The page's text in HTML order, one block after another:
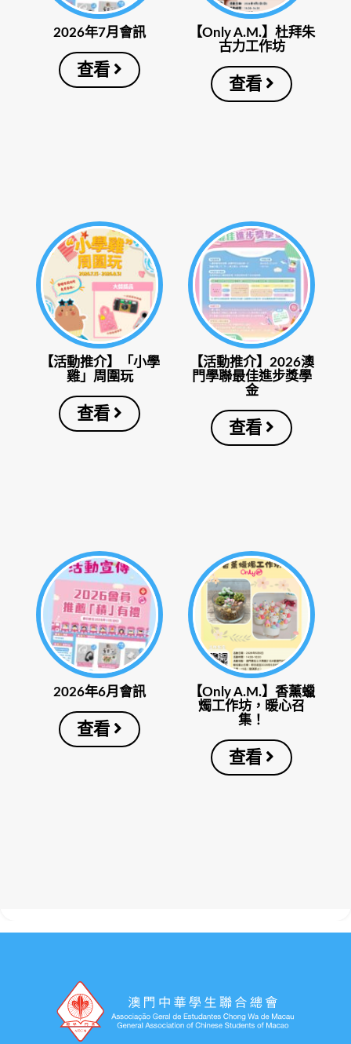
2026年7月會訊
查看
【Only A.M.】杜拜朱
古力工作坊
查看
【活動推介】「小學
雞」周圍玩
查看
【活動推介】2026澳
門學聯最佳進步獎學
金
查看
2026年6月會訊
查看
【Only A.M.】香薰蠟
燭工作坊，暖心召
集！
查看